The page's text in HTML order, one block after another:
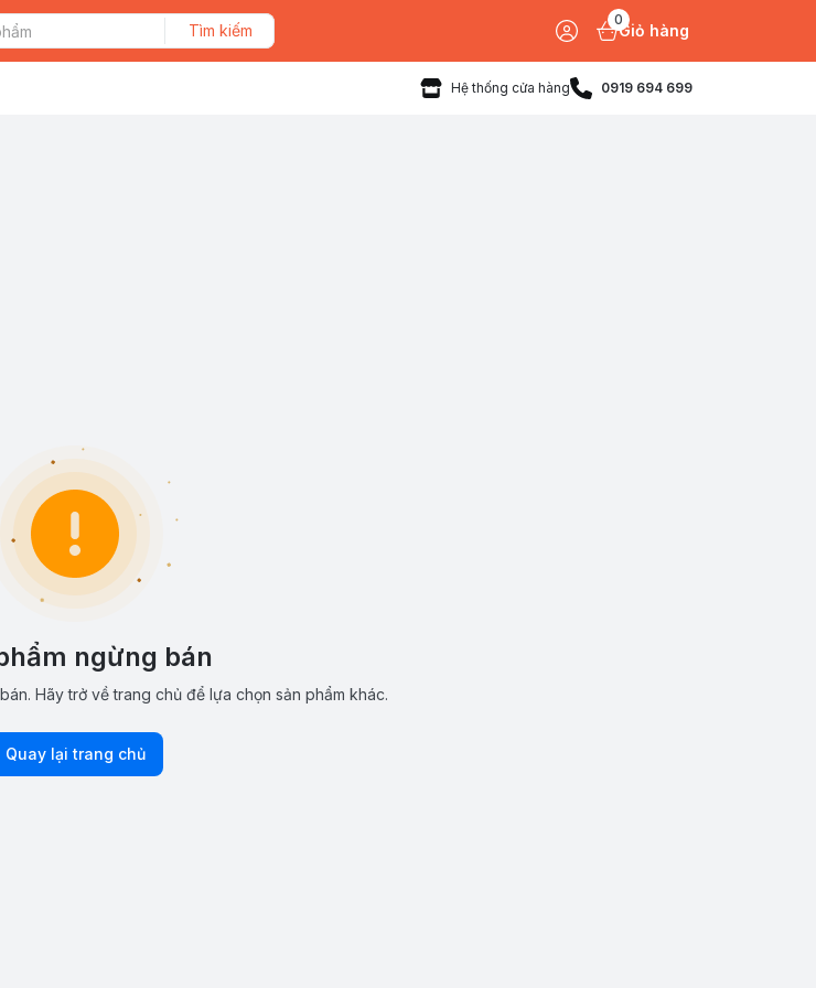
Tìm kiếm
0
Giỏ hàng
Hệ thống cửa hàng 0919 694 699
ngừng bán
Hãy trở về trang chủ để lựa chọn sản phẩm khác.
Quay lại trang chủ